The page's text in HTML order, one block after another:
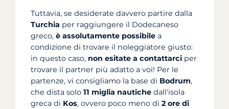
Tuttavia, se desiderate davvero partire dalla
Turchia per raggiungere il Dodecaneso
greco, è assolutamente possibile a
condizione di trovare il noleggiatore giusto:
in questo caso, non esitate a contattarci per
trovare il partner più adatto a voi! Per le
partenze, vi consigliamo la base di Bodrum,
che dista solo 11 miglia nautiche dall'isola
greca di Kos, ovvero poco meno di 2 ore di